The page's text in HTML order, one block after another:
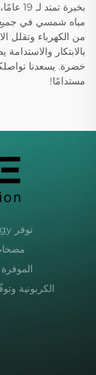
بالابتكار
خضرة. يسعدنا
مستدامًا!